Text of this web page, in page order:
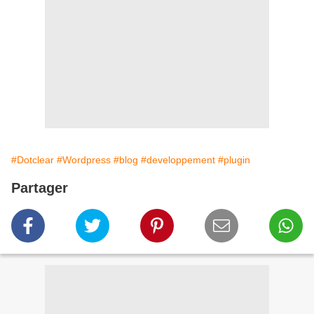
#Dotclear #Wordpress #blog #developpement #plugin
Partager